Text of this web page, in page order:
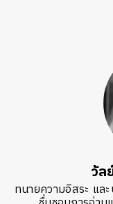
วัล
ทนายความอิสระ แ